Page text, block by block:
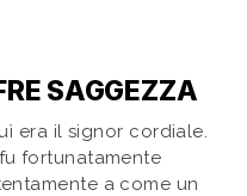
SAGGEZZA
era il signor cordiale.
fortunatamente
a come un